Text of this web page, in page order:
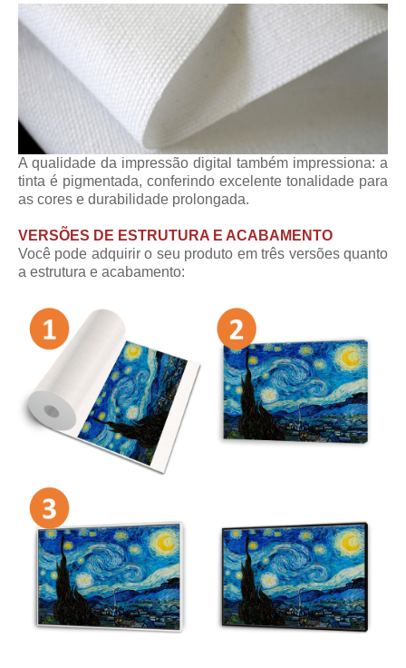
A qualidade da impressão digital também impressiona: a
tinta é pigmentada, conferindo excelente tonalidade para
as cores e durabilidade prolongada.
VERSÕES DE ESTRUTURA E ACABAMENTO
Você pode adquirir o seu produto em três versões quanto
a estrutura e acabamento: